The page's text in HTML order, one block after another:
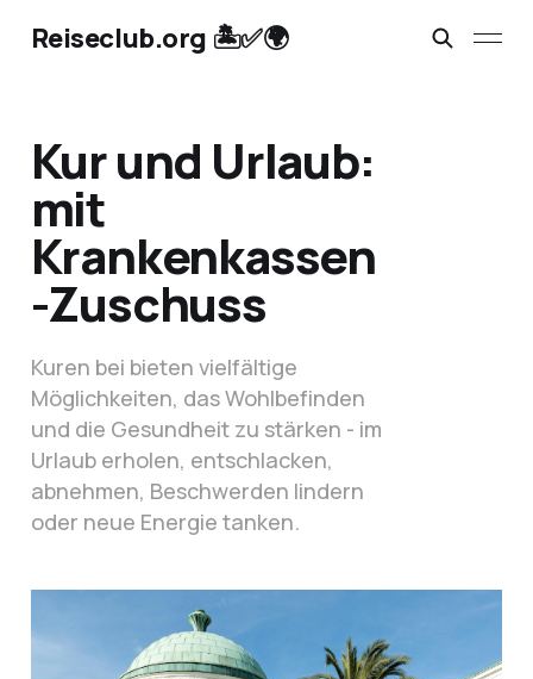
Reiseclub.org 🏝️✅🌍
Kur und Urlaub:
mit
Krankenkassen
-Zuschuss
Kuren bei bieten vielfältige
Möglichkeiten, das Wohlbefinden
und die Gesundheit zu stärken - im
Urlaub erholen, entschlacken,
abnehmen, Beschwerden lindern
oder neue Energie tanken.